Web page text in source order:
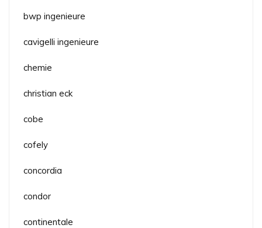
bwp ingenieure
cavigelli ingenieure
chemie
christian eck
cobe
cofely
concordia
condor
continentale